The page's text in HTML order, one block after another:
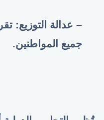
– عدالة التوزيع:
جميع المواطنين.